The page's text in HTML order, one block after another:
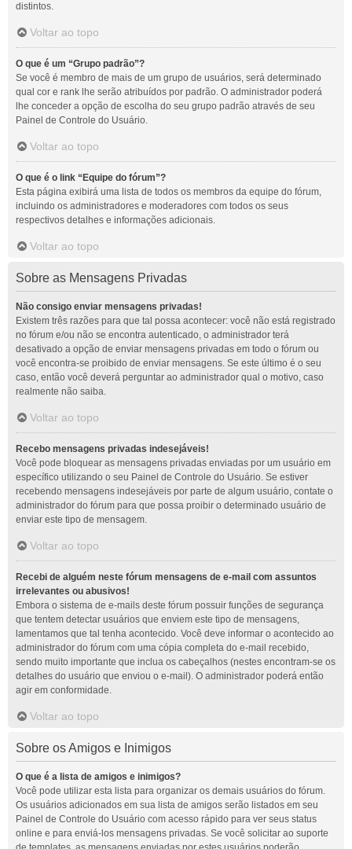
distintos.
Voltar ao topo
O que é um “Grupo padrão”?
Se você é membro de mais de um grupo de usuários, será determinado
qual cor e rank lhe serão atribuídos por padrão. O administrador poderá
lhe conceder a opção de escolha do seu grupo padrão através de seu
Painel de Controle do Usuário.
Voltar ao topo
O que é o link “Equipe do fórum”?
Esta página exibirá uma lista de todos os membros da equipe do fórum,
incluindo os administradores e moderadores com todos os seus
respectivos detalhes e informações adicionais.
Voltar ao topo
Sobre as Mensagens Privadas
Não consigo enviar mensagens privadas!
Existem três razões para que tal possa acontecer: você não está registrado
no fórum e/ou não se encontra autenticado, o administrador terá
desativado a opção de enviar mensagens privadas em todo o fórum ou
você encontra-se proibido de enviar mensagens. Se este último é o seu
caso, então você deverá perguntar ao administrador qual o motivo, caso
realmente não saiba.
Voltar ao topo
Recebo mensagens privadas indesejáveis!
Você pode bloquear as mensagens privadas enviadas por um usuário em
específico utilizando o seu Painel de Controle do Usuário. Se estiver
recebendo mensagens indesejáveis por parte de algum usuário, contate o
administrador do fórum para que possa proibir o determinado usuário de
enviar este tipo de mensagem.
Voltar ao topo
Recebi de alguém neste fórum mensagens de e-mail com assuntos
irrelevantes ou abusivos!
Embora o sistema de e-mails deste fórum possuir funções de segurança
que tentem detectar usuários que enviem este tipo de mensagens,
lamentamos que tal tenha acontecido. Você deve informar o acontecido ao
administrador do fórum com uma cópia completa do e-mail recebido,
sendo muito importante que inclua os cabeçalhos (nestes encontram-se os
detalhes do usuário que enviou o e-mail). O administrador poderá então
agir em conformidade.
Voltar ao topo
Sobre os Amigos e Inimigos
O que é a lista de amigos e inimigos?
Você pode utilizar esta lista para organizar os demais usuários do fórum.
Os usuários adicionados em sua lista de amigos serão listados em seu
Painel de Controle do Usuário com acesso rápido para ver seus status
online e para enviá-los mensagens privadas. Se você solicitar ao suporte